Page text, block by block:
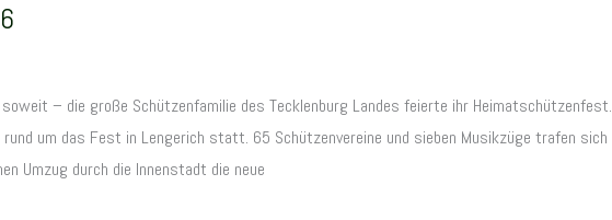
– die große Schützenfamilie des Tecklenburg Landes feierte ihr Heimatschützenfest.
um das Fest in Lengerich statt. 65 Schützenvereine und sieben Musikzüge trafen
Umzug durch die Innenstadt die neue